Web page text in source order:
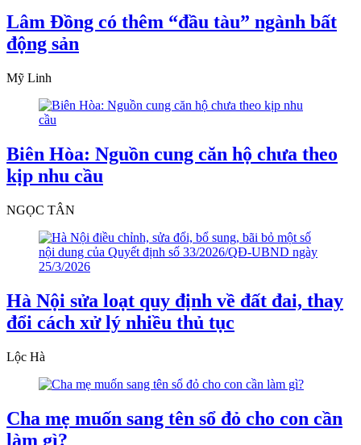
Lâm Đồng có thêm “đầu tàu” ngành bất
động sản
Mỹ Linh
Biên Hòa: Nguồn cung căn hộ chưa theo
kịp nhu cầu
NGỌC TÂN
Hà Nội sửa loạt quy định về đất đai, thay
đổi cách xử lý nhiều thủ tục
Lộc Hà
Cha mẹ muốn sang tên sổ đỏ cho con cần
làm gì?